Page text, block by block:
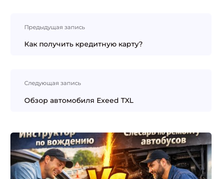
записям
Предыдущая запись
Как получить кредитную карту?
Следующая запись
Обзор автомобиля Exeed TXL